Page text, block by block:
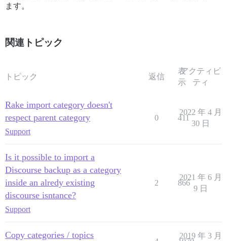
ます。
関連トピック
トピック 返信
表
示
アクティビ
ティ
Rake import category doesn't
respect parent category
Support
0 411
2022 年 4 月
30 日
Is it possible to import a
Discourse backup as a category
inside an alredy existing
discourse isntance?
Support
2 866
2021 年 6 月
9 日
Copy categories / topics
2019 年 3 月